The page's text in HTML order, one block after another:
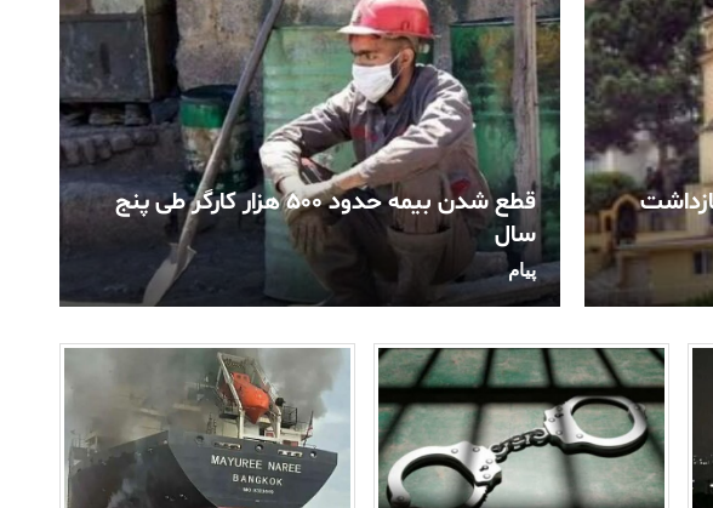
قطع شدن بیمه حدود ۵۰۰ هزار کارگر طی پنج
سال
پیام